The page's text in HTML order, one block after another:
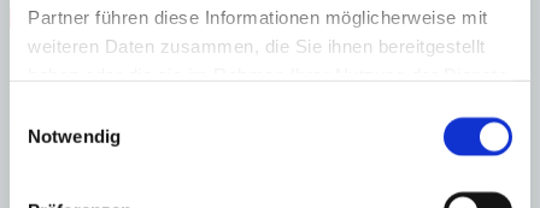
Partner führen diese Informationen möglicherweise mit
weiteren Daten zusammen, die Sie ihnen bereitgestellt
Notwendig
Steuern beim Immobilienkauf auf Mallorca!
0034971671250